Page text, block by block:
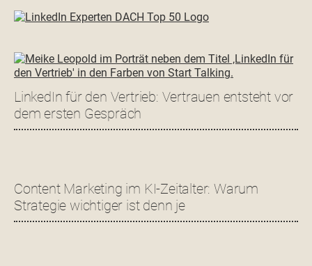
LinkedIn für den Vertrieb: Vertrauen entsteht vor
dem ersten Gespräch
Content Marketing im KI-Zeitalter: Warum
Strategie wichtiger ist denn je